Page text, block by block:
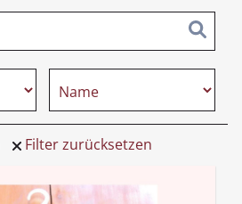
Filter zurücksetzen